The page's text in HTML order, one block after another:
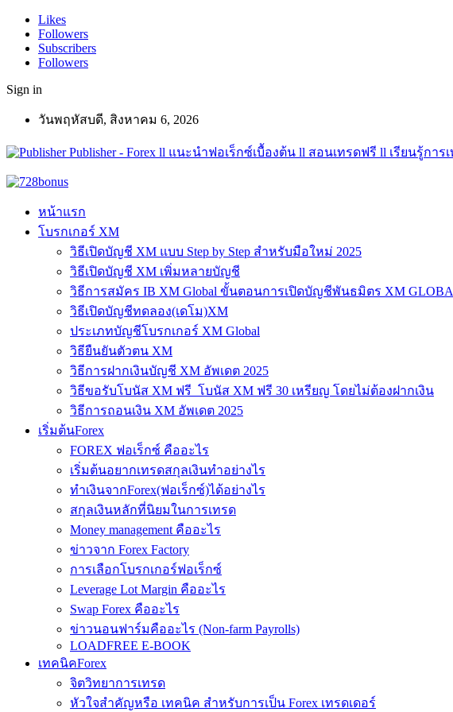
Likes
Followers
Subscribers
Followers
Sign in
วันพฤหัสบดี, สิงหาคม 6, 2026
Publisher - Forex ll แนะนำฟอเร็กซ์เบื้องต้น ll สอนเทรดฟรี ll เรียนรู้กา
หน้าแรก
โบรกเกอร์ XM
วิธีเปิดบัญชี XM แบบ Step by Step สำหรับมือใหม่ 2025
วิธีเปิดบัญชี XM เพิ่มหลายบัญชี
วิธีการสมัคร IB XM Global ขั้นตอนการเปิดบัญชีพันธมิตร XM
วิธีเปิดบัญชีทดลอง(เดโม)XM
ประเภทบัญชีโบรกเกอร์ XM Global
วิธียืนยันตัวตน XM
วิธีการฝากเงินบัญชี XM อัพเดต 2025
วิธีขอรับโบนัส XM ฟรี โบนัส XM ฟรี 30 เหรียญ โดยไม่ต้องฝากเงิน
วิธีการถอนเงิน XM อัพเดต 2025
เริ่มต้นForex
FOREX ฟอเร็กซ์ คืออะไร
เริ่มต้นอยากเทรดสกุลเงินทำอย่างไร
ทำเงินจากForex(ฟอเร็กซ์)ได้อย่างไร
สกุลเงินหลักที่นิยมในการเทรด
Money management คืออะไร
ข่าวจาก Forex Factory
การเลือกโบรกเกอร์ฟอเร็กซ์
Leverage Lot Margin คืออะไร
Swap Forex คืออะไร
ข่าวนอนฟาร์มคืออะไร (Non-farm Payrolls)
LOADFREE E-BOOK
เทคนิคForex
จิตวิทยาการเทรด
หัวใจสำคัญหรือ เทคนิค สำหรับการเป็น Forex เทรดเดอร์